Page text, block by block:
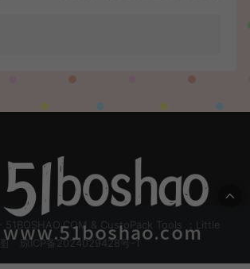
& CustoPack Tools ：Little
琼ICP备2024029428号-1